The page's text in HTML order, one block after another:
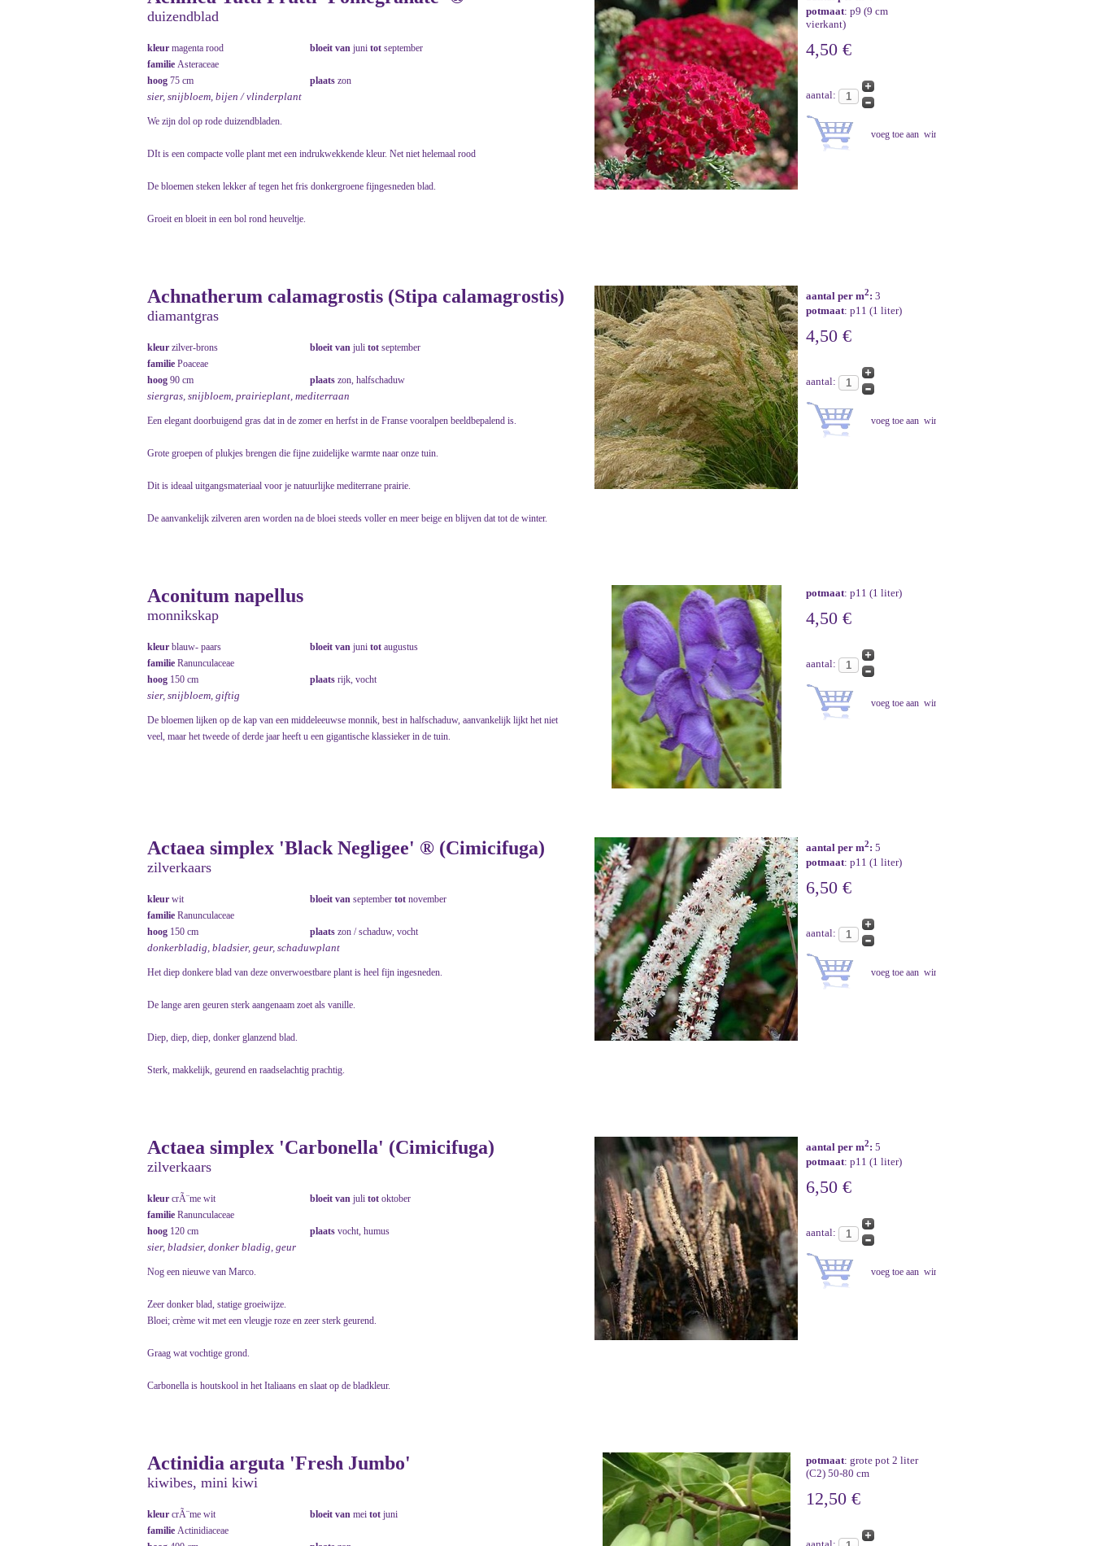
duizendblad
kleur magenta rood bloeit van juni tot september
familie Asteraceae
hoog 75 cm plaats zon
sier, snijbloem, bijen / vlinderplant
We zijn dol op rode duizendbladen.
DIt is een compacte volle plant met een indrukwekkende kleur. Net niet helemaal rood
De bloemen steken lekker af tegen het fris donkergroene fijngesneden blad.
Groeit en bloeit in een bol rond heuveltje.
potmaat: p9 (9 cm
vierkant)
4,50 €
aantal:
Achnatherum calamagrostis (Stipa calamagrostis)
diamantgras
kleur zilver-brons bloeit van juli tot september
familie Poaceae
hoog 90 cm plaats zon, halfschaduw
siergras, snijbloem, prairieplant, mediterraan
Een elegant doorbuigend gras dat in de zomer en herfst in de Franse vooralpen beeldbepalend is.
Grote groepen of plukjes brengen die fijne zuidelijke warmte naar onze tuin.
Dit is ideaal uitgangsmateriaal voor je natuurlijke mediterrane prairie.
De aanvankelijk zilveren aren worden na de bloei steeds voller en meer beige en blijven dat tot de winter.
aantal per m2: 3
potmaat: p11 (1 liter)
4,50 €
aantal:
Aconitum napellus
monnikskap
kleur blauw- paars bloeit van juni tot augustus
familie Ranunculaceae
hoog 150 cm plaats rijk, vocht
sier, snijbloem, giftig
De bloemen lijken op de kap van een middeleeuwse monnik, best in halfschaduw, aanvankelijk lijkt het niet
veel, maar het tweede of derde jaar heeft u een gigantische klassieker in de tuin.
potmaat: p11 (1 liter)
4,50 €
aantal:
Actaea simplex 'Black Negligee' ® (Cimicifuga)
zilverkaars
kleur wit bloeit van september tot november
familie Ranunculaceae
hoog 150 cm plaats zon / schaduw, vocht
donkerbladig, bladsier, geur, schaduwplant
Het diep donkere blad van deze onverwoestbare plant is heel fijn ingesneden.
De lange aren geuren sterk aangenaam zoet als vanille.
Diep, diep, diep, donker glanzend blad.
Sterk, makkelijk, geurend en raadselachtig prachtig.
aantal per m2: 5
potmaat: p11 (1 liter)
6,50 €
aantal:
Actaea simplex 'Carbonella' (Cimicifuga)
zilverkaars
kleur crÃ¨me wit bloeit van juli tot oktober
familie Ranunculaceae
hoog 120 cm plaats vocht, humus
sier, bladsier, donker bladig, geur
Nog een nieuwe van Marco.
Zeer donker blad, statige groeiwijze.
Bloei; crème wit met een vleugje roze en zeer sterk geurend.
Graag wat vochtige grond.
Carbonella is houtskool in het Italiaans en slaat op de bladkleur.
aantal per m2: 5
potmaat: p11 (1 liter)
6,50 €
aantal:
Actinidia arguta 'Fresh Jumbo'
kiwibes, mini kiwi
kleur crÃ¨me wit bloeit van mei tot juni
familie Actinidiaceae
potmaat: grote pot 2 liter
(C2) 50-80 cm
12,50 €